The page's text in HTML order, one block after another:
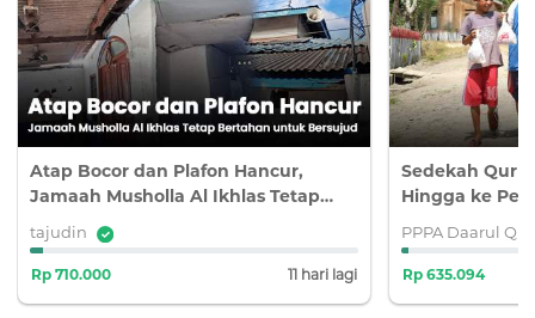
Atap Bocor dan Plafon Hancur,
Jamaah Musholla Al Ikhlas Tetap
Bertahan untuk Bersujud
tajudin
Rp 710.000 11 hari lagi
Sedekah
Hingga ke
PPPA Daarul
Rp 635.094